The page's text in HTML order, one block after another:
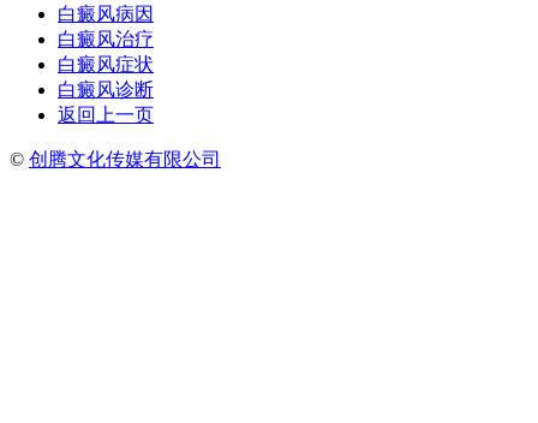
白癜风病因
白癜风治疗
白癜风症状
白癜风诊断
返回上一页
© 创腾文化传媒有限公司